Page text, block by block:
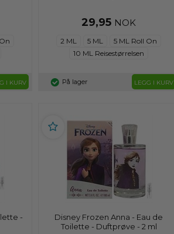
I KURV
29,95 NOK
2 ML 5 ML
5 ML Roll On
10 ML Reisestørrelsen
På lager LEGG I KURV
-
Disney Frozen Anna - Eau de
Toilette - Duftprøve - 2 ml